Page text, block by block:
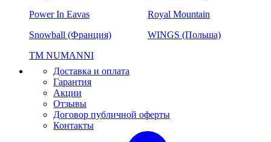
Power In Eavas
Royal Mountain
Snowball (Франция)
WINGS (Польша)
ТМ NUMANNI
Доставка и оплата
Гарантия
Акции
Отзывы
Договор публичной оферты
Контакты